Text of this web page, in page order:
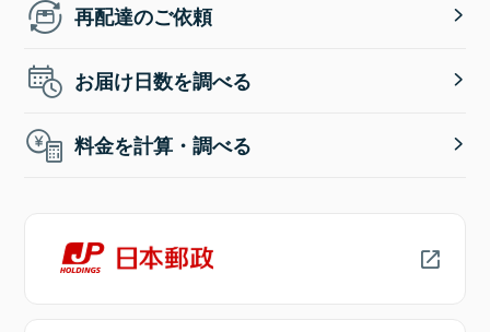
再配達のご依頼
お届け日数を調べる
料金を計算・調べる